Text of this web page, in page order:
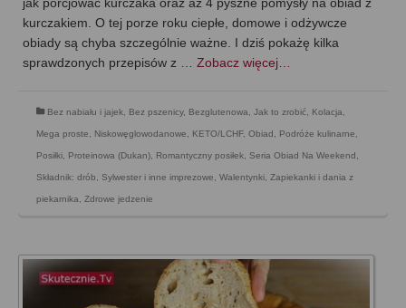
kurczakiem. O tej porze roku ciepłe, domowe i odżywcze
obiady są chyba szczególnie ważne. I dziś pokażę kilka
sprawdzonych przepisów z … Zobacz więcej…
Bez nabiału i jajek Bez pszenicy, Bezglutenowa Jak to zrobić Kolacja
Mega proste Niskowęglowodanowe, KETO/LCHF, Obiad Podróże kulinarne
Posiłki Proteinowa (Dukan) Romantyczny posiłek Seria Obiad Na Weekend
Składnik: drób Sylwester i inne imprezowe Walentynki Zapiekanki i dania z
piekarnika Zdrowe jedzenie